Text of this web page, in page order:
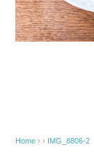
Home › › IMG_8806-2